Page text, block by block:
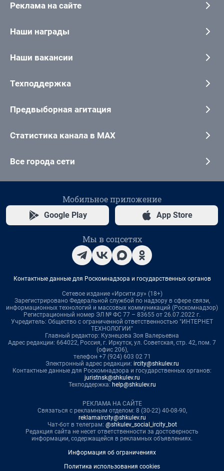
Реклама на сайте
Наши награды
Наши вакансии
Техподдержка
Предвыборная агитация
Статистика канала в MAX
Все города сети
Мобильное приложение
Google Play App Store
Мы в соцсетях
Контактные данные для Роскомнадзора и государственных органов
Сетевое издание «Ирсити.ру» (18+)
Зарегистрировано Федеральной службой по надзору в сфере связи,
информационных технологий и массовых коммуникаций (Роскомнадзор)
Регистрационный номер ЭЛ № ФС 77 – 83655 от 26.07.2022 г.
Учредитель: Общество с ограниченной ответственностью "ИНТЕРНЕТ
ТЕХНОЛОГИИ"
Главный редактор: Кузнецова Зоя Валерьевна
Адрес редакции: 664022, Россия, г. Иркутск, ул. Советская, стр. 42, пом. 7
(офис 206),
телефон +7 (924) 603 02 71
Электронный адрес редакции: ircity@shkulev.ru
Контактные данные для Роскомнадзора и государственных органов:
juristnsk@shkulev.ru
Техподдержка: help@shkulev.ru
РЕКЛАМА НА САЙТЕ
Связаться с рекламным отделом: 8 (30-22) 40-08-90,
reklamaircity@shkulev.ru
Чат-бот в телеграм: @shkulev_social_ircity_bot
Редакция сайта не несет ответственности за достоверность
информации, содержащейся в рекламных объявлениях.
Информация об ограничениях
Политика использования cookies